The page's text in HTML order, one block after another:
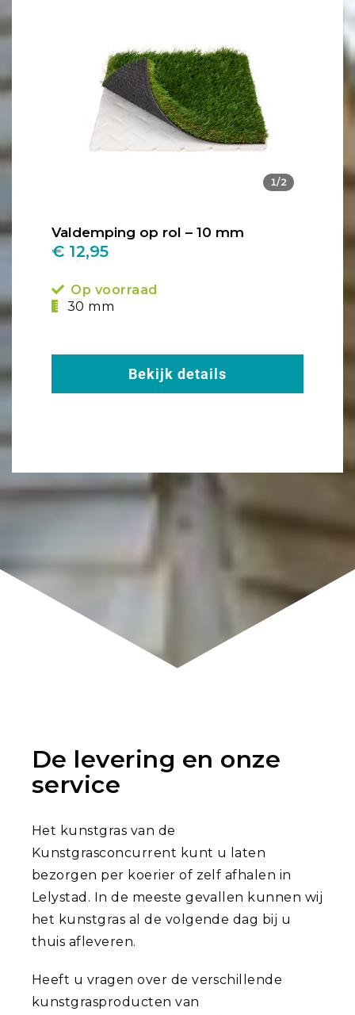
1/2
Valdemping op rol – 10 mm
€ 12,95
Op voorraad
30 mm
Bekijk details
De levering en onze
service
Het kunstgras van de
Kunstgrasconcurrent kunt u laten
bezorgen per koerier of zelf afhalen in
Lelystad. In de meeste gevallen kunnen wij
het kunstgras al de volgende dag bij u
thuis afleveren.
Heeft u vragen over de verschillende
kunstgrasproducten van